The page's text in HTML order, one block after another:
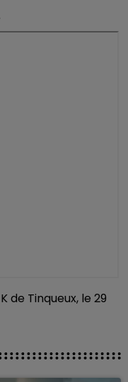
de Tinqueux, le 29